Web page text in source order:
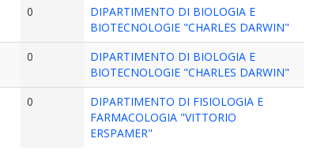
0
DIPARTIMENTO DI BIOLOGIA E
BIOTECNOLOGIE "CHARLES DARWIN"
0
DIPARTIMENTO DI BIOLOGIA E
BIOTECNOLOGIE "CHARLES DARWIN"
0
DIPARTIMENTO DI FISIOLOGIA E
FARMACOLOGIA "VITTORIO
ERSPAMER"